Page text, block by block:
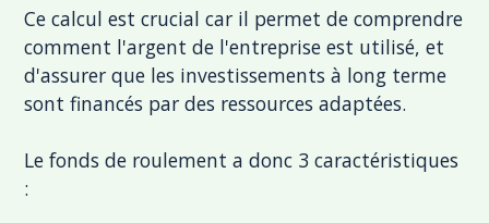
Ce calcul est crucial car il permet de comprendre
comment l'argent de l'entreprise est utilisé, et
d'assurer que les investissements à long terme
sont financés par des ressources adaptées.
Le fonds de roulement a donc 3 caractéristiques
: